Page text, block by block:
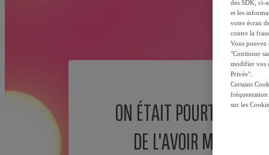
ON ÉTAIT POURTANT
DE L'AVOIR MISE ICI !
des SDK, ci-
et les
votre écran
contre la
Vous pouvez
"Continuer
modifier vos
Privée".
Certains
fréquentation
sur les